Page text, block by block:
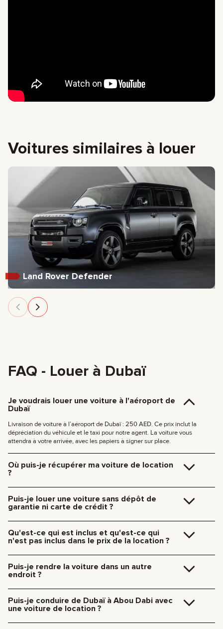
Voitures similaires à louer
Land Rover Defender
FAQ - Louer à Dubaï
Je voudrais louer une voiture à l'aéroport de
Dubaï
Livraison de voiture à l’aéroport de Dubaï : 250 AED. Ce prix inclut la
dépréciation du véhicule et le taxi pour notre agent. La voiture vous
attendra à votre arrivée, avec les papiers à signer sur place.
Où puis-je récupérer ma voiture de location
?
vous faire livrer à votre hôtel ou à l’aéroport de Dubaï. Notre équipe vous
retrouve à l’endroit de votre choix et s’occupe de toutes les formalités sur
185 AED (+5% TVA) pour une livraison en journée (09:00 – 21:00)
235 AED (+5% TVA) pour une livraison de nuit (21:00 – 09:00)
Puis-je louer une voiture sans dépôt de
garantie ni carte de crédit ?
cryptomonnaie.
Qu'est-ce qui est inclus et qu'est-ce qui
n'est pas inclus dans le prix de la location ?
Les frais supplémentaires comprennent : le carburant, les péages, les
amendes et les kilomètres supplémentaires.
Puis-je rendre la voiture dans un autre
endroit ?
s’en charge, ça coûtera :
185 AED — de 9h00 à 21h00
Puis-je conduire de Dubaï à Abou Dabi avec
une voiture de location ?